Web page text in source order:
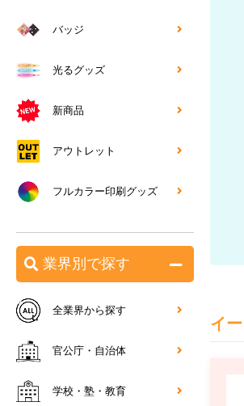
イ
バッジ
光るグッズ
新商品
アウトレット
フルカラー印刷グッズ
業界別で探す
全業界から探す
官公庁・自治体
学校・塾・教育